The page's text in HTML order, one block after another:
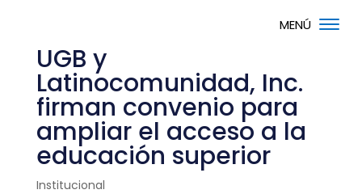
UGB y
Latinocomunidad, Inc.
firman convenio para
ampliar el acceso a la
educación superior
Institucional